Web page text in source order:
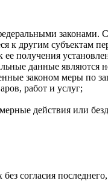
законами.
к другим субъектам
получения
данные
законом меры по
работ и услуг;
действия или
согласия последнего,